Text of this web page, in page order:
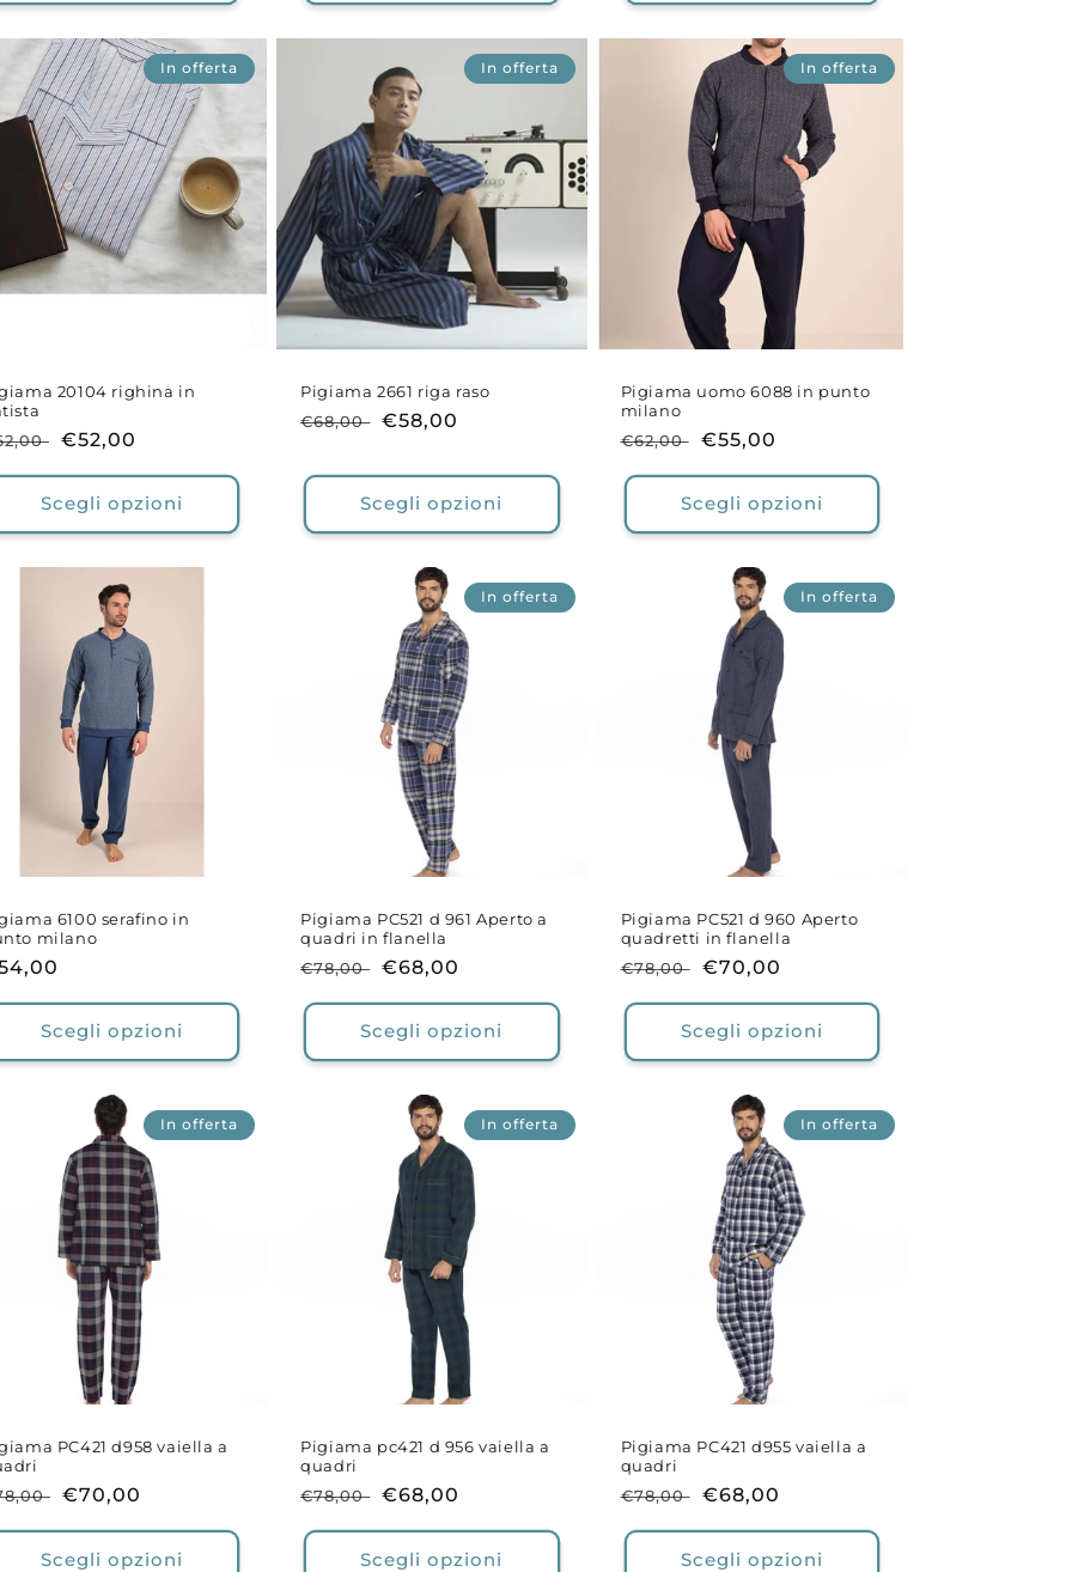
In offerta
20104 righina in
Prezzo
€52,00
Scegli opzioni
In offerta
Pigiama 2661 riga raso
Prezzo
listino
€68,00
Prezzo
€58,00
Scegli opzioni
In offerta
Pigiama uomo 6088 in punto
milano
Prezzo
listino
€62,00
Prezzo
€55,00
Scegli opzioni
6100 serafino in
milano
Scegli opzioni
In offerta
Pigiama PC521 d 961 Aperto a
quadri in flanella
Prezzo
di
listino
€78,00
Prezzo
scontato
€68,00
Scegli opzioni
In offerta
Pigiama PC521 d 960 Aperto
quadretti in flanella
Prezzo
di
listino
€78,00
Prezzo
scontato
€70,00
Scegli opzioni
In offerta
PC421 d958 vaiella a
Prezzo
scontato
€70,00
Scegli opzioni
In offerta
Pigiama pc421 d 956 vaiella a
quadri
Prezzo
di
listino
€78,00
Prezzo
scontato
€68,00
Scegli opzioni
In offerta
Pigiama PC421 d955 vaiella a
quadri
Prezzo
di
listino
€78,00
Prezzo
scontato
€68,00
Scegli opzioni